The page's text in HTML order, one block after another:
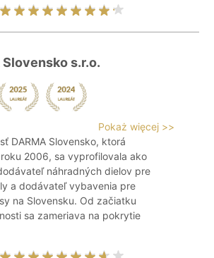
Slovensko s.r.o.
Pokaż więcej >>
DARMA Slovensko, ktorá
2006, sa vyprofilovala ako
náhradných dielov pre
a dodávateľ vybavenia pre
na Slovensku. Od začiatku
sa zameriava na pokrytie